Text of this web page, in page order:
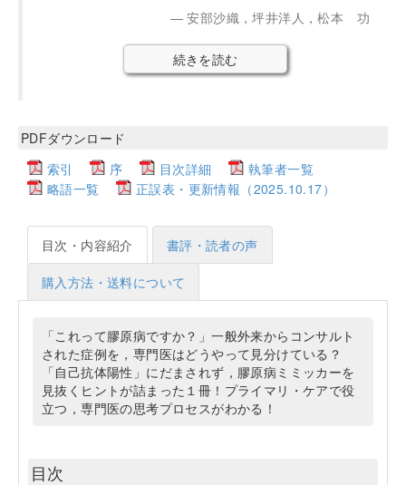
安部沙織，坪井洋人，松本 功
続きを読む
PDFダウンロード
索引
序 目次詳細
執筆者一覧
略語一覧
正誤表・更新情報（2025.10.17）
目次・内容紹介 書評・読者の声
購入方法・送料について
「これって膠原病ですか？」一般外来からコンサルト
された症例を，専門医はどうやって見分けている？
「自己抗体陽性」にだまされず，膠原病ミミッカーを
見抜くヒントが詰まった１冊！プライマリ・ケアで役
立つ，専門医の思考プロセスがわかる！
目次